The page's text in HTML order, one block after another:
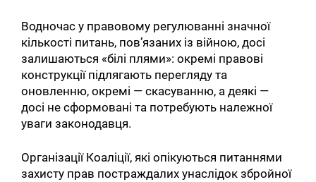
Водночас у правовому регулюванні значної
кількості питань, пов’язаних із війною, досі
залишаються «білі плями»: окремі правові
конструкції підлягають перегляду та
оновленню, окремі — скасуванню, а деякі —
досі не сформовані та потребують належної
уваги законодавця.
Організації Коаліції, які опікуються питаннями
захисту прав постраждалих унаслідок збройної